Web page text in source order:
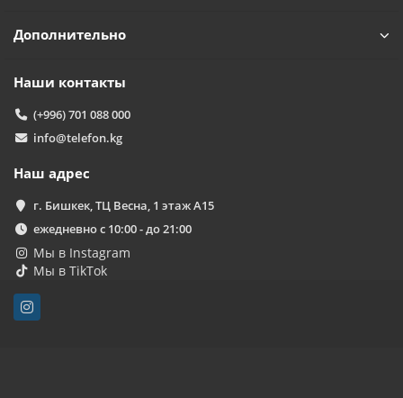
Дополнительно
Наши контакты
(+996) 701 088 000
info@telefon.kg
Наш адрес
г. Бишкек, ТЦ Весна, 1 этаж А15
ежедневно с 10:00 - до 21:00
Мы в Instagram
Мы в TikTok